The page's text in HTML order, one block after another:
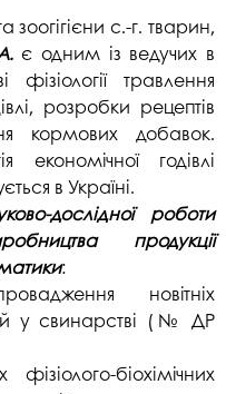
с.-г. тварин,
є одним із ведучих в
травлення
розробки рецептів
кормових добавок.
економічної годівлі
в Україні.
дослідної роботи
продукції
:
новітніх
у свинарстві (№ ДР
біохімічних